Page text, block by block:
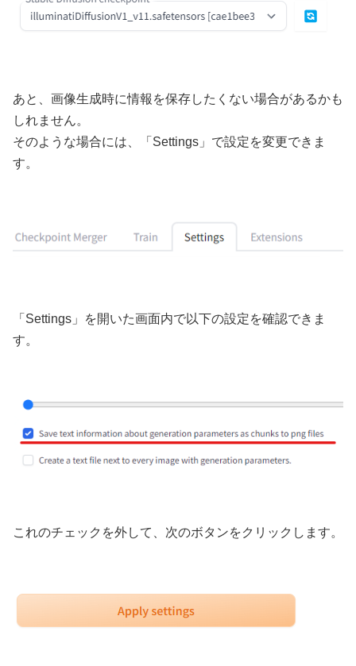
あと、画像生成時に情報を保存したくない場合があるかも
しれません。
そのような場合には、「Settings」で設定を変更できま
す。
「Settings」を開いた画面内で以下の設定を確認できま
す。
これのチェックを外して、次のボタンをクリックします。